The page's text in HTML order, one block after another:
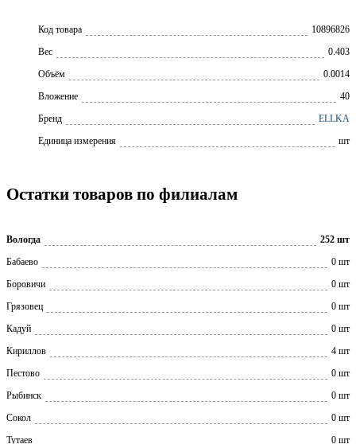
Код товара
10896826
Вес
0.403
Объём
0.0014
Вложение
40
Бренд
ELLKA
Единица измерения
шт
Остатки товаров по филиалам
Вологда
252 шт
Бабаево
0 шт
Боровичи
0 шт
Грязовец
0 шт
Кадуй
0 шт
Кириллов
4 шт
Пестово
0 шт
Рыбинск
0 шт
Сокол
0 шт
Тутаев
0 шт